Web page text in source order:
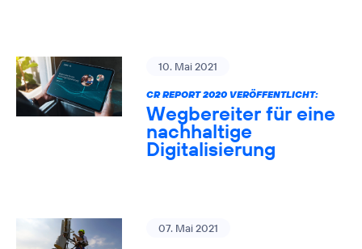
10. Mai 2021
CR REPORT 2020 VERÖFFENTLICHT:
Wegbereiter für eine
nachhaltige
Digitalisierung
07. Mai 2021